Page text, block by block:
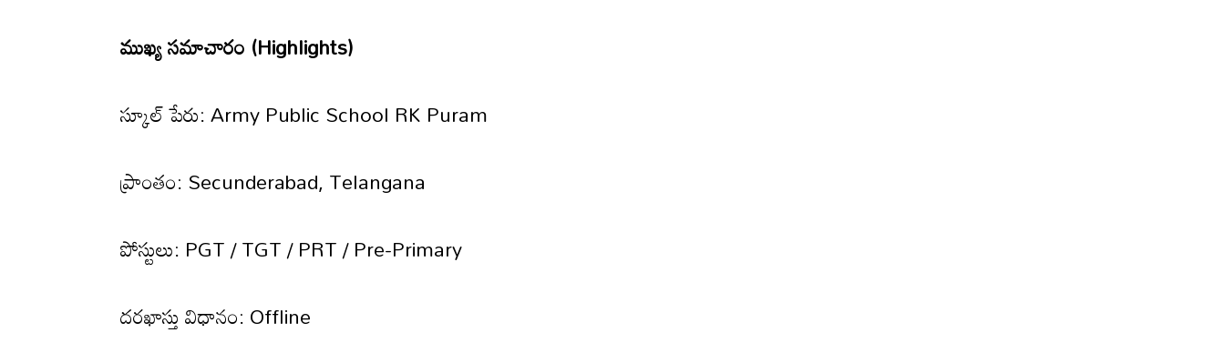
ముఖ్య సమాచారం (Highlights)
స్కూల్ పేరు: Army Public School RK Puram
ప్రాంతం: Secunderabad, Telangana
పోస్టులు: PGT / TGT / PRT / Pre-Primary
దరఖాస్తు విధానం: Offline